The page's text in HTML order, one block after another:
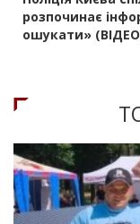
розпочинає
ошукати»